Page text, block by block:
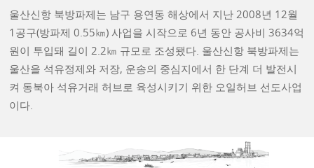
울산신항 북방파제는 남구 용연동 해상에서 지난 2008년 12월
1공구(방파제 0.55㎞) 사업을 시작으로 6년 동안 공사비 3634억
원이 투입돼 길이 2.2㎞ 규모로 조성됐다. 울산신항 북방파제는
울산을 석유정제와 저장, 운송의 중심지에서 한 단계 더 발전시
켜 동북아 석유거래 허브로 육성시키기 위한 오일허브 선도사업
이다.